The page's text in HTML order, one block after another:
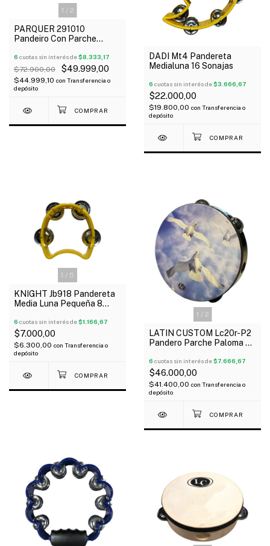
1 / 2
PARQUER 291010
Pandeiro Con Parche
Oferta!
6 cuotas sin interés de$8.333,17
$72.900,00 $49.999,00
$44.999,10 con Transferencia o
depósito
DADI Mt4 Pandereta
Medialuna 16 Sonajas
6 cuotas sin interés de$3.666,67
$22.000,00
$19.800,00 con Transferencia o
depósito
1 / 5
KNIGHT Jb918 Pandereta
Media Luna Pequeña 8
6 cuotas sin interés de$1.166,67
$7.000,00
$6.300,00 con Transferencia o
depósito
1 / 2
LATIN CUSTOM Lc20r-P2
Pandero Parche Paloma De
6 cuotas sin interés de$7.666,67
$46.000,00
$41.400,00 con Transferencia o
depósito